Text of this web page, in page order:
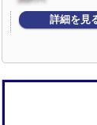
詳細を見